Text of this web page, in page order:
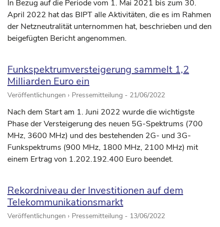
In Bezug auf die Periode vom 1. Mai 2021 bis zum 30.
April 2022 hat das BIPT alle Aktivitäten, die es im Rahmen
der Netzneutralität unternommen hat, beschrieben und den
beigefügten Bericht angenommen.
Funkspektrumversteigerung sammelt 1,2
Milliarden Euro ein
Veröffentlichungen › Pressemitteilung - 21/06/2022
Nach dem Start am 1. Juni 2022 wurde die wichtigste
Phase der Versteigerung des neuen 5G-Spektrums (700
MHz, 3600 MHz) und des bestehenden 2G- und 3G-
Funkspektrums (900 MHz, 1800 MHz, 2100 MHz) mit
einem Ertrag von 1.202.192.400 Euro beendet.
Rekordniveau der Investitionen auf dem
Telekommunikationsmarkt
Veröffentlichungen › Pressemitteilung - 13/06/2022